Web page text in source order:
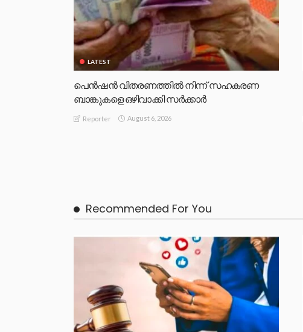
LATEST
പെൻഷൻ വിതരണത്തിൽ നിന്ന് സഹകരണ
ബാങ്കുകളെ ഒഴിവാക്കി സർക്കാർ
Reporter August 6, 2026
Recommended For You